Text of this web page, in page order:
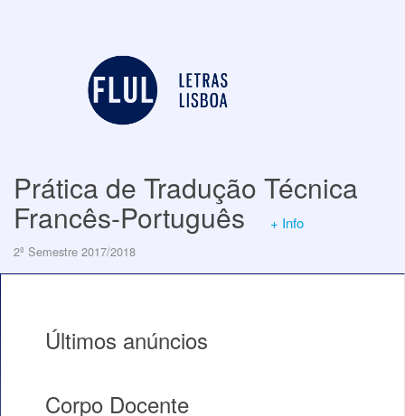
Prática de Tradução Técnica
Francês-Português + Info
2º Semestre 2017/2018
Últimos anúncios
Corpo Docente